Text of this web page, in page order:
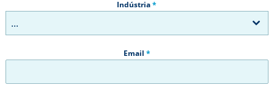
Indústria*
...
Email *